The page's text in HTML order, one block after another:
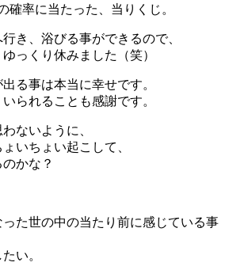
確率に当たった、当りくじ。
き、浴びる事ができるので、
っくり休みました（笑）
る事は本当に幸せです。
られることも感謝です。
ないように、
いちょい起こして、
かな？
た世の中の当たり前に感じている事
い。